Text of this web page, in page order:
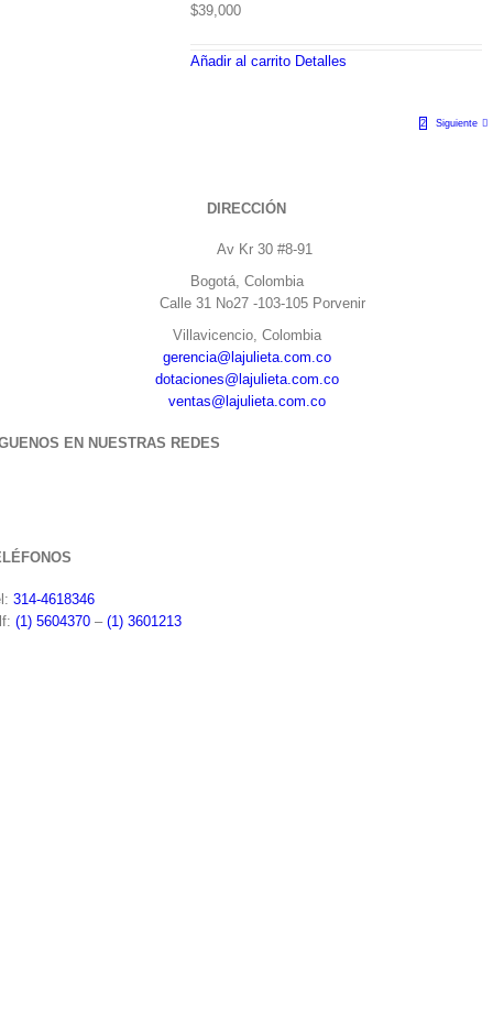
$39,000
Añadir al carrito Detalles
2 Siguiente
DIRECCIÓN
Av Kr 30 #8-91
Bogotá, Colombia
Calle 31 No27 -103-105 Porvenir
Villavicencio, Colombia
gerencia@lajulieta.com.co
dotaciones@lajulieta.com.co
ventas@lajulieta.com.co
EN NUESTRAS REDES
314-4618346
(1) 5604370 – (1) 3601213